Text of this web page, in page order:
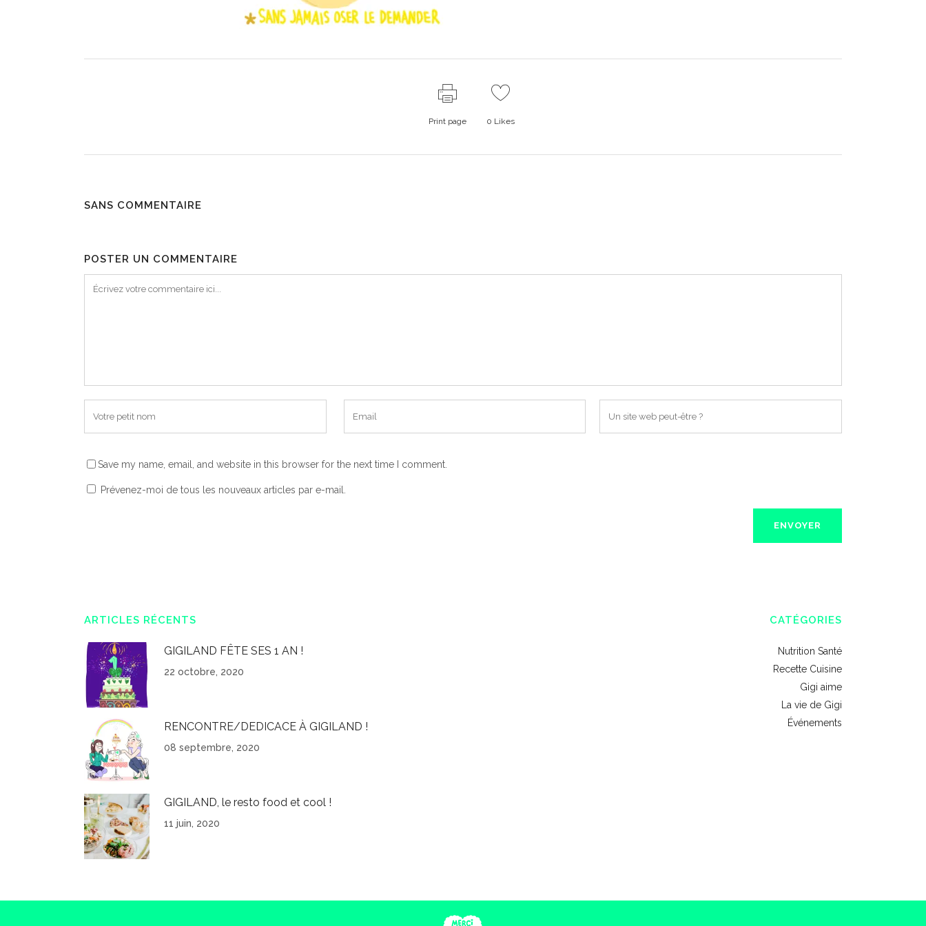
Print page 0 Likes
SANS COMMENTAIRE
POSTER UN COMMENTAIRE
Save my name, email, and website in this browser for the next time I comment.
Prévenez-moi de tous les nouveaux articles par e-mail.
ARTICLES RÉCENTS
GIGILAND FÊTE SES 1 AN !
22 octobre, 2020
RENCONTRE/DEDICACE À GIGILAND !
08 septembre, 2020
GIGILAND, le resto food et cool !
11 juin, 2020
CATÉGORIES
Nutrition Santé
Recette Cuisine
Gigi aime
La vie de Gigi
Événements